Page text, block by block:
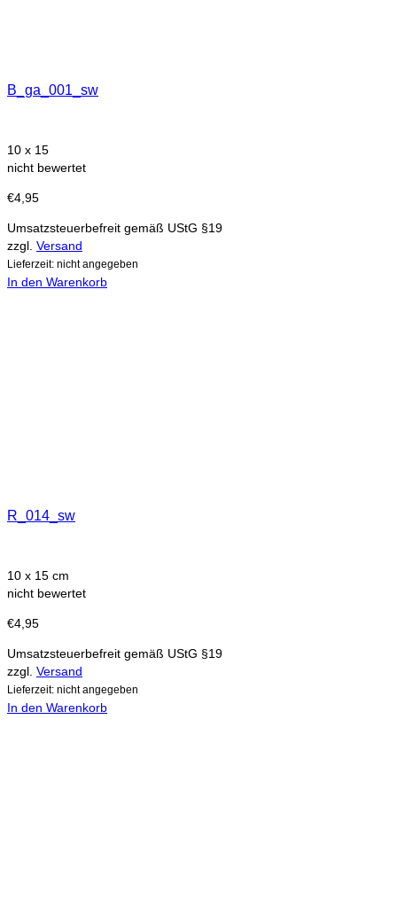
B_ga_001_sw
10 x 15
nicht bewertet
€4,95
Umsatzsteuerbefreit gemäß UStG §19
zzgl. Versand
Lieferzeit: nicht angegeben
In den Warenkorb
R_014_sw
10 x 15 cm
nicht bewertet
€4,95
Umsatzsteuerbefreit gemäß UStG §19
zzgl. Versand
Lieferzeit: nicht angegeben
In den Warenkorb